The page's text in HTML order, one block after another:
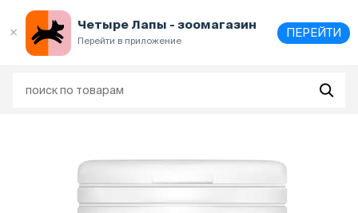
Четыре Лапы - зоомагазин
Перейти в приложение
ПЕРЕЙТИ